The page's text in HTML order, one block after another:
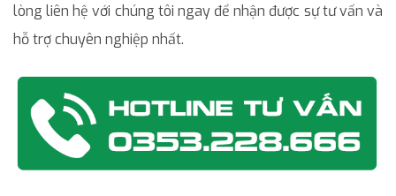
lòng liên hệ với chúng tôi ngay để nhận được sự tư vấn và
hỗ trợ chuyên nghiệp nhất.